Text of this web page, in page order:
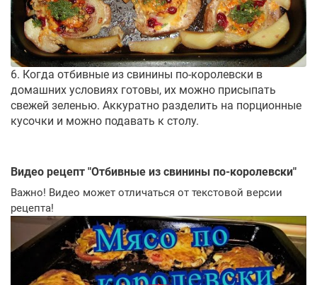
6. Когда отбивные из свинины по-королевски в
домашних условиях готовы, их можно присыпать
свежей зеленью. Аккуратно разделить на порционные
кусочки и можно подавать к столу.
Видео рецепт "Отбивные из свинины по-королевски"
Важно! Видео может отличаться от текстовой версии
рецепта!